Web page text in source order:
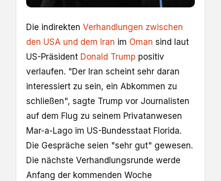
Die indirekten Verhandlungen zwischen
den USA und dem Iran im Oman sind laut
US-Präsident Donald Trump positiv
verlaufen. "Der Iran scheint sehr daran
interessiert zu sein, ein Abkommen zu
schließen", sagte Trump vor Journalisten
auf dem Flug zu seinem Privatanwesen
Mar-a-Lago im US-Bundesstaat Florida.
Die Gespräche seien "sehr gut" gewesen.
Die nächste Verhandlungsrunde werde
Anfang der kommenden Woche